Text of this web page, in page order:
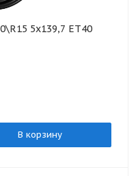
5x139,7 ET40
В корзину